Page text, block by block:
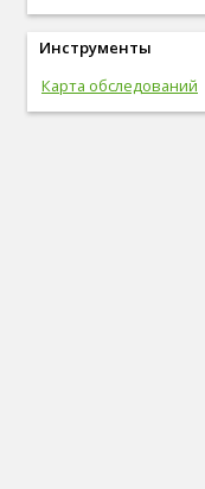
Инструменты
Карта обследований